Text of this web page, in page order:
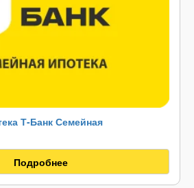
Т-Банк Семейная
Подробнее